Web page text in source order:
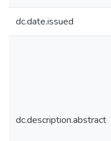
dc.date.issued
dc.description.abstract